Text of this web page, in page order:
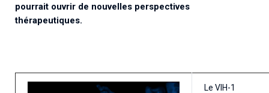
pourrait ouvrir de nouvelles perspectives
thérapeutiques.
Le VIH-1